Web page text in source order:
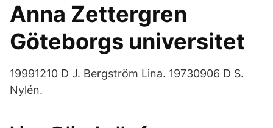
Anna Zettergren
Göteborgs universitet
19991210 D J. Bergström Lina. 19730906 D S.
Nylén.